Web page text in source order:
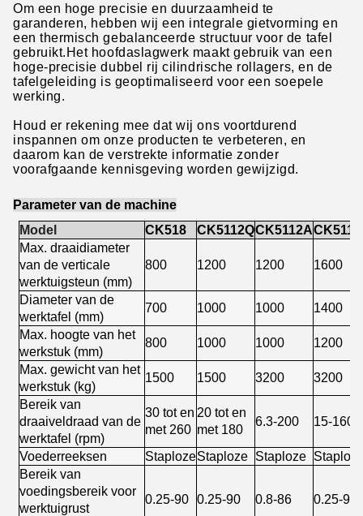
Om een hoge precisie en duurzaamheid te
garanderen, hebben wij een integrale gietvorming en
een thermisch gebalanceerde structuur voor de tafel
gebruikt.Het hoofdaslagwerk maakt gebruik van een
hoge-precisie dubbel rij cilindrische rollagers, en de
tafelgeleiding is geoptimaliseerd voor een soepele
werking.
Houd er rekening mee dat wij ons voortdurend
inspannen om onze producten te verbeteren, en
daarom kan de verstrekte informatie zonder
voorafgaande kennisgeving worden gewijzigd.
Parameter van de machine
Model
CK518 CK5112QCK5112A
Max. draaidiameter
van de verticale
werktuigsteun (mm)
800 1200 1200 1600
Diameter van de
werktafel (mm)
700 1000 1000
1400
Max. hoogte van het
werkstuk (mm)
800 1000 1000
1200
Max. gewicht van het
werkstuk (kg)
1500 1500 3200
3200
Bereik van
draaiveldraad van de
werktafel (rpm)
30 tot en
met 260
20 tot en
met 180
6.3-200 15-160
Voederreeksen StaplozeStaploze Staploze
Bereik van
voedingsbereik voor
werktuigrust
0.25-90 0.25-90 0.8-86 0.25-90